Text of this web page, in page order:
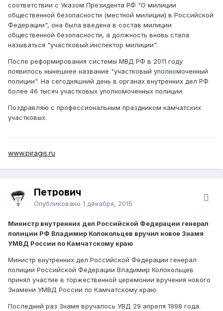
соответствии с Указом Президента РФ "О милиции
общественной безопасности (местной милиции) в Российской
Федерации", она была введена в состав милиции
общественной безопасности, а должность вновь стала
называться "участковый инспектор милиции".
После реформирования системы МВД РФ в 2011 году
появилось нынешнее название "участковый уполномоченный
полиции". На сегодняшний день в органах внутренних дел РФ
более 46 тысяч участковых уполномоченных полиции.
Поздравляю с профессиональным праздником камчатских
участковых.
www.piragis.ru
Петрович
Опубликовано 1 декабря, 2015
Министр внутренних дел Российской Федерации генерал
полиции РФ Владимир Колокольцев вручил новое Знамя
УМВД России по Камчатскому краю
Министр внутренних дел Российской Федерации генерал
полиции Российской Федерации Владимир Колокольцев
принял участие в торжественной церемонии вручения нового
Знамени УМВД России по Камчатскому краю.
Последний раз Знамя вручалось УВД 29 апреля 1998 года.